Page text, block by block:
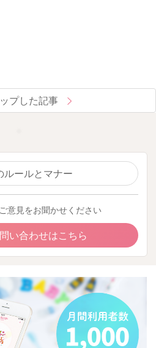
プした記事
ルールとマナー
意見をお聞かせください
い合わせはこちら